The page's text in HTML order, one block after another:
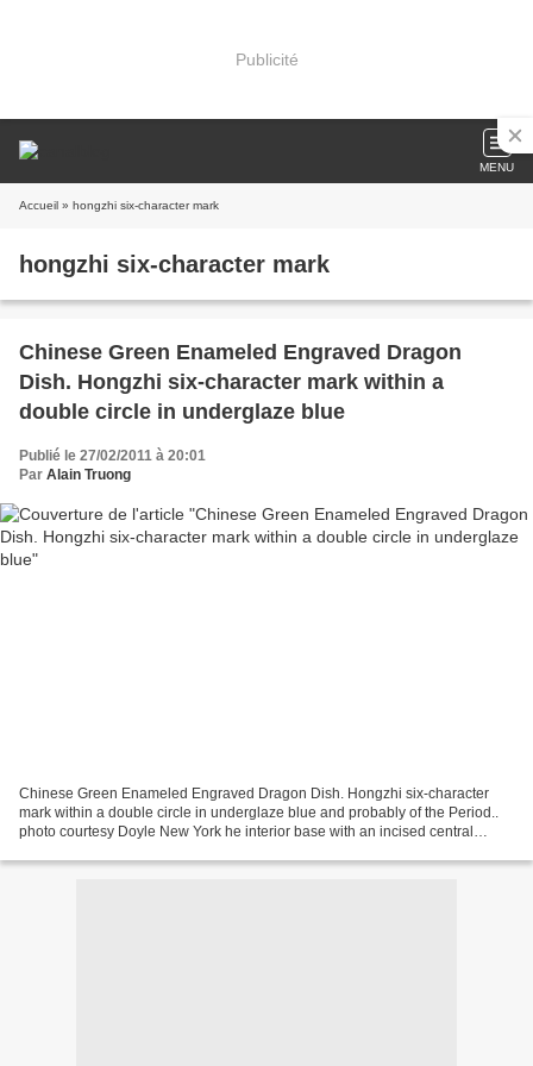
Publicité
MENU
Accueil » hongzhi six-character mark
hongzhi six-character mark
Chinese Green Enameled Engraved Dragon
Dish. Hongzhi six-character mark within a
double circle in underglaze blue
Publié le 27/02/2011 à 20:01
Par Alain Truong
Chinese Green Enameled Engraved Dragon Dish. Hongzhi six-character
mark within a double circle in underglaze blue and probably of the Period..
photo courtesy Doyle New York he interior base with an incised central